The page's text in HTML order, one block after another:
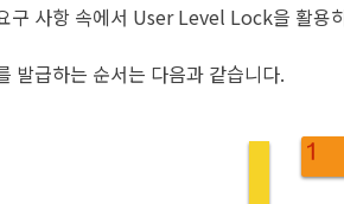
구 사항 속에서 User Level Lock을 활용
발급하는 순서는 다음과 같습니다.